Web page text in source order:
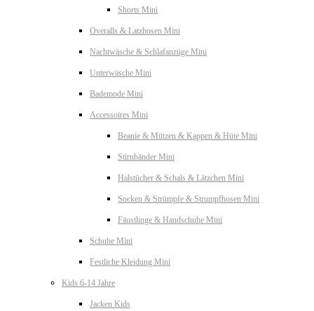
Shorts Mini
Overalls & Latzhosen Mini
Nachtwäsche & Schlafanzüge Mini
Unterwäsche Mini
Bademode Mini
Accessoires Mini
Beanie & Mützen & Kappen & Hüte Mini
Stirnbänder Mini
Halstücher & Schals & Lätzchen Mini
Socken & Strümpfe & Strumpfhosen Mini
Fäustlinge & Handschuhe Mini
Schuhe Mini
Festliche Kleidung Mini
Kids 6-14 Jahre
Jacken Kids